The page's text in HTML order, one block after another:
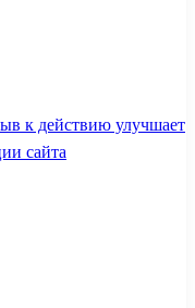
к действию улучшает
сайта